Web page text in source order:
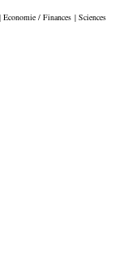
| Economie / Finances | Sciences